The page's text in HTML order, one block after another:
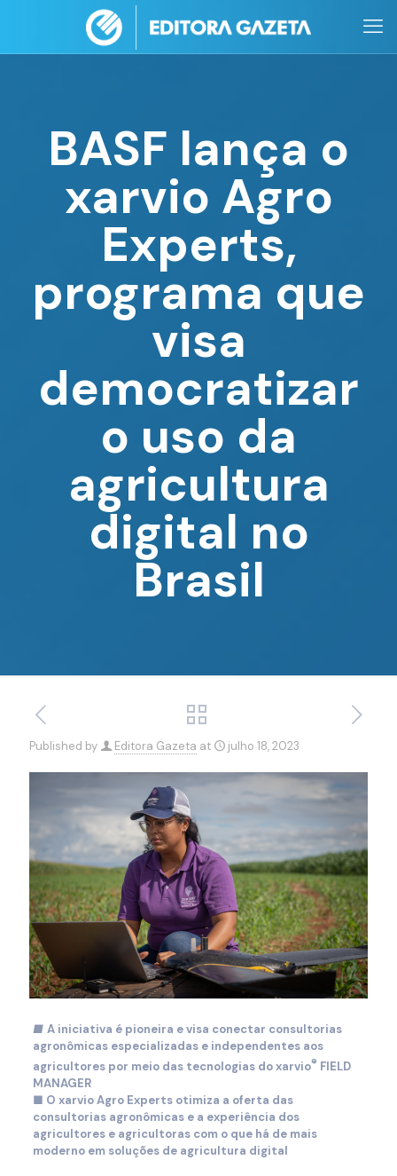
BASF lança o
xarvio Agro
Experts,
programa que
visa
democratizar
o uso da
agricultura
digital no
Brasil
Published by Editora Gazeta at julho 18, 2023
■ A iniciativa é pioneira e visa conectar consultorias
agronômicas especializadas e independentes aos
agricultores por meio das tecnologias do xarvio® FIELD
MANAGER
■ O xarvio Agro Experts otimiza a oferta das
consultorias agronômicas e a experiência dos
agricultores e agricultoras com o que há de mais
moderno em soluções de agricultura digital